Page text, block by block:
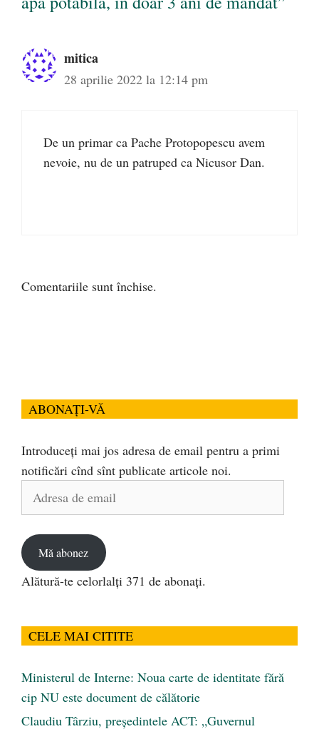
mitica
28 aprilie 2022 la 12:14 pm
De un primar ca Pache Protopopescu avem
nevoie, nu de un patruped ca Nicusor Dan.
Comentariile sunt închise.
ABONAȚI-VĂ
Introduceți mai jos adresa de email pentru a primi
notificări cînd sînt publicate articole noi.
Adresa
Mă abonez
Alătură-te celorlalți 371 de abonați.
CELE MAI CITITE
Ministerul de Interne: Noua carte de identitate fără
cip NU este document de călătorie
Claudiu Târziu, președintele ACT: „Guvernul